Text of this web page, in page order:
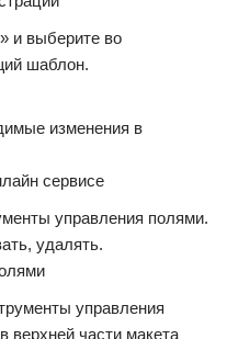
и выберите во
шаблон.
изменения в
управления полями.
удалять.
управления
верхней части макета